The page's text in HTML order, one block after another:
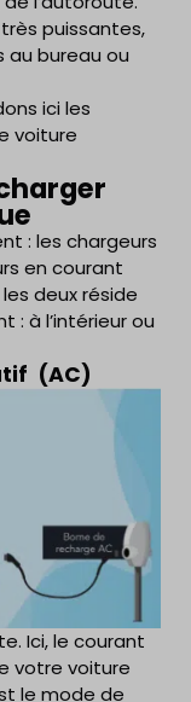
puissantes,
au bureau ou
ici les
voiture
: les chargeurs
en courant
deux réside
: à l’intérieur ou
(AC)
Ici, le courant
votre voiture
le mode de